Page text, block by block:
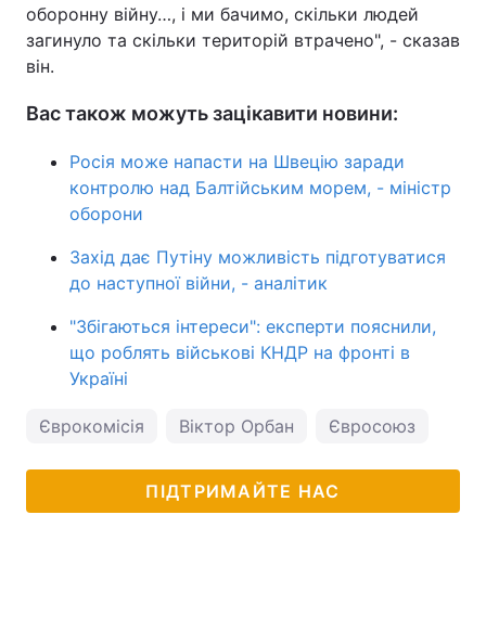
оборонну війну…, і ми бачимо, скільки людей
загинуло та скільки територій втрачено", - сказав
він.
Вас також можуть зацікавити новини:
Росія може напасти на Швецію заради
контролю над Балтійським морем, - міністр
оборони
Захід дає Путіну можливість підготуватися
до наступної війни, - аналітик
"Збігаються інтереси": експерти пояснили,
що роблять військові КНДР на фронті в
Україні
Єврокомісія Віктор Орбан Євросоюз
ПІДТРИМАЙТЕ НАС